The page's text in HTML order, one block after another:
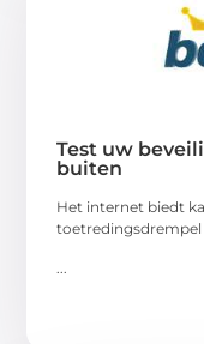
Test uw
buiten
Het internet biedt
toetredingsdrempel